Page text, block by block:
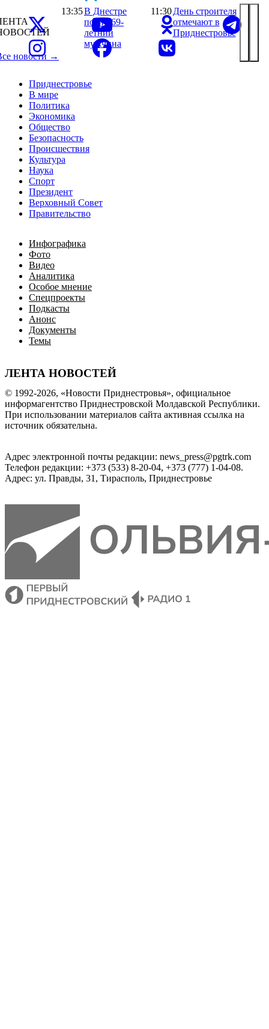
Приднестровье
В мире
Политика
Экономика
Общество
Безопасность
Происшествия
Культура
Наука
Спорт
Президент
Верховный Совет
Правительство
Инфографика
Фото
Видео
Аналитика
Особое мнение
Спецпроекты
Подкасты
Анонс
Документы
Темы
ЛЕНТА НОВОСТЕЙ
новости →
13:35В Днестре
погиб 69-
летний
мужчина
11:30 День строителя
отмечают в
Приднестровье
© 1992-2026, «Новости Приднестровья», официальное
информагентство Приднестровской Молдавской Республики.
При использовании материалов сайта активная ссылка на
источник обязательна.
Адрес электронной почты редакции: news_press@pgtrk.com
Телефон редакции: +373 (533) 8-20-04, +373 (777) 1-04-08.
Адрес: ул. Правды, 31, Тирасполь, Приднестровье